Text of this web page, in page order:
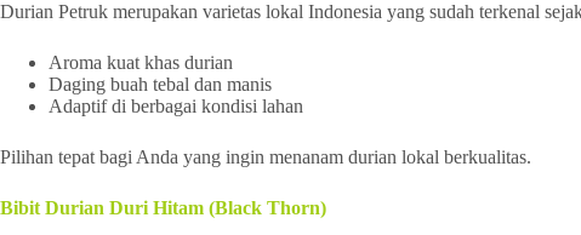
Durian Petruk merupakan varietas lokal Indonesia yang sudah terkenal
Aroma kuat khas durian
Daging buah tebal dan manis
Adaptif di berbagai kondisi lahan
Pilihan tepat bagi Anda yang ingin menanam durian lokal berkualitas.
Bibit Durian Duri Hitam (Black Thorn)